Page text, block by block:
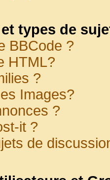
types de
BBCode ?
HTML?
?
Images?
?
it ?
de